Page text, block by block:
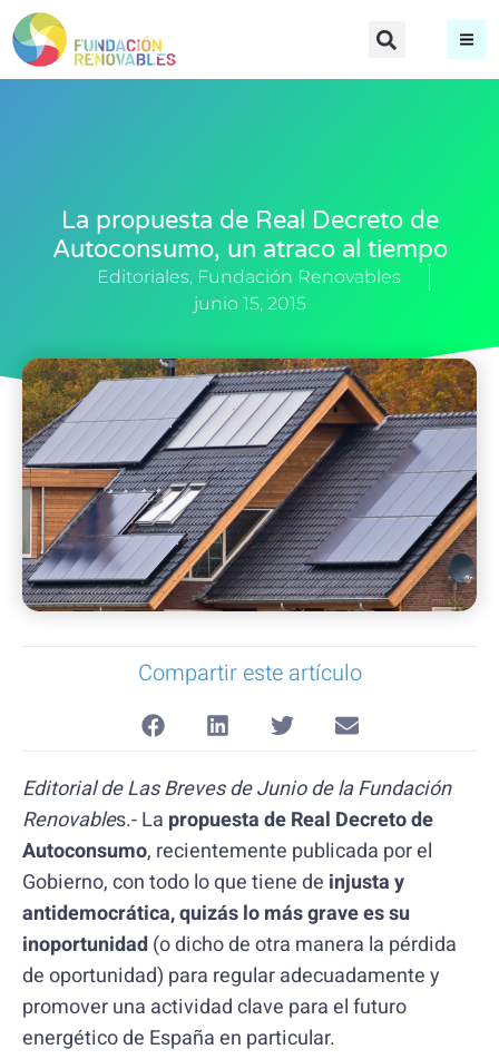
La propuesta de Real Decreto de
Autoconsumo, un atraco al tiempo
Editoriales, Fundación Renovables
junio 15, 2015
Compartir este artículo
Editorial de Las Breves de Junio de la Fundación
Renovables.- La propuesta de Real Decreto de
Autoconsumo, recientemente publicada por el
Gobierno, con todo lo que tiene de injusta y
antidemocrática, quizás lo más grave es su
inoportunidad(o dicho de otra manera la pérdida
de oportunidad) para regular adecuadamente y
promover una actividad clave para el futuro
energético de España en particular.